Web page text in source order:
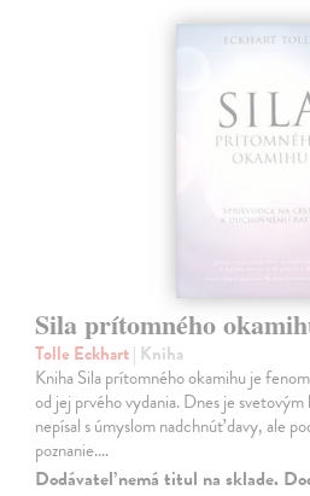
Sila prítomného
Tolle Eckhart| Kniha
Kniha Sila prítomného okamihu je
od jej prvého vydania. Dnes je
nepísal s úmyslom nadchnúť davy, ale
poznanie.…
Dodávateľ nemá titul na sklade.